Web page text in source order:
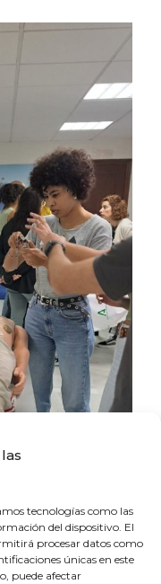
tecnologías como las
del dispositivo. El
procesar datos como
únicas en este
puede afectar